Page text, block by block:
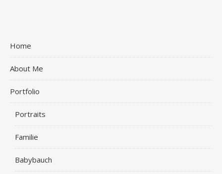
Home
About Me
Portfolio
Portraits
Familie
Babybauch